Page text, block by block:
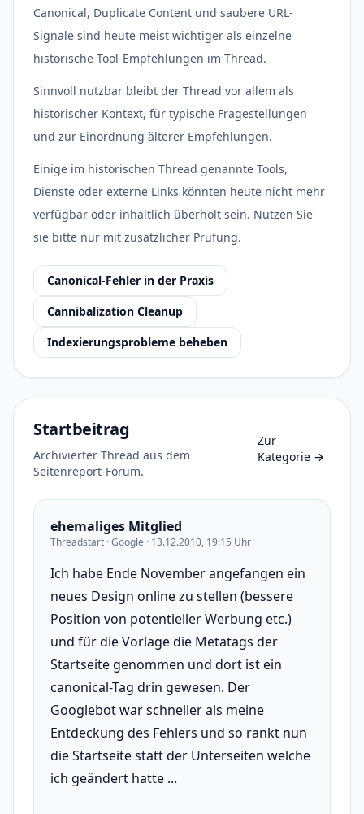
Canonical, Duplicate Content und saubere URL-
Signale sind heute meist wichtiger als einzelne
historische Tool-Empfehlungen im Thread.
Sinnvoll nutzbar bleibt der Thread vor allem als
historischer Kontext, für typische Fragestellungen
und zur Einordnung älterer Empfehlungen.
Einige im historischen Thread genannte Tools,
Dienste oder externe Links könnten heute nicht mehr
verfügbar oder inhaltlich überholt sein. Nutzen Sie
sie bitte nur mit zusätzlicher Prüfung.
Canonical-Fehler in der Praxis
Cannibalization Cleanup
Indexierungsprobleme beheben
Startbeitrag
Archivierter Thread aus dem
Seitenreport-Forum.
Zur
Kategorie →
ehemaliges Mitglied
Threadstart · Google · 13.12.2010, 19:15 Uhr
Ich habe Ende November angefangen ein
neues Design online zu stellen (bessere
Position von potentieller Werbung etc.)
und für die Vorlage die Metatags der
Startseite genommen und dort ist ein
canonical-Tag drin gewesen. Der
Googlebot war schneller als meine
Entdeckung des Fehlers und so rankt nun
die Startseite statt der Unterseiten welche
ich geändert hatte ...